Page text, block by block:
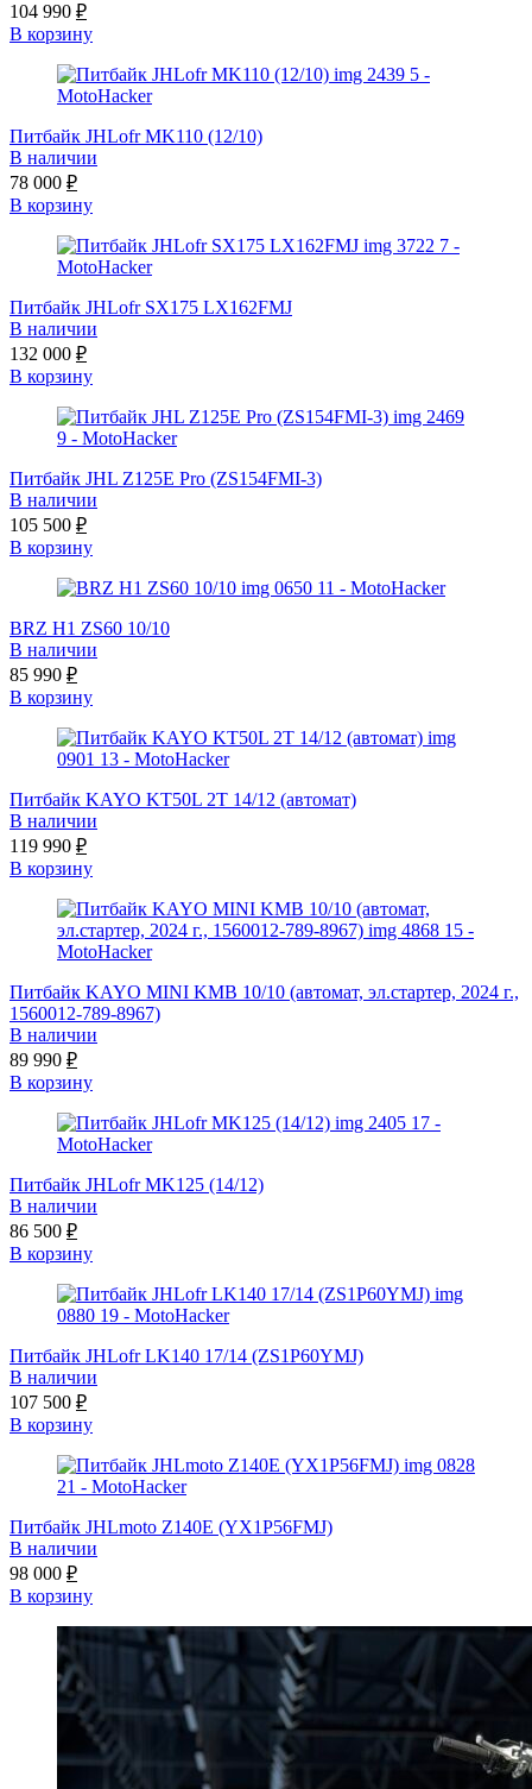
104 990 ₽
В корзину
Питбайк JHLofr MK110 (12/10)
В наличии
78 000 ₽
В корзину
Питбайк JHLofr SX175 LX162FMJ
В наличии
132 000 ₽
В корзину
Питбайк JHL Z125E Pro (ZS154FMI-3)
В наличии
105 500 ₽
В корзину
BRZ H1 ZS60 10/10
В наличии
85 990 ₽
В корзину
Питбайк KAYO KT50L 2T 14/12 (автомат)
В наличии
119 990 ₽
В корзину
Питбайк KAYO MINI KMB 10/10 (автомат, эл.стартер, 2024 г.,
1560012-789-8967)
В наличии
89 990 ₽
В корзину
Питбайк JHLofr MK125 (14/12)
В наличии
86 500 ₽
В корзину
Питбайк JHLofr LK140 17/14 (ZS1P60YMJ)
В наличии
107 500 ₽
В корзину
Питбайк JHLmoto Z140E (YX1P56FMJ)
В наличии
98 000 ₽
В корзину